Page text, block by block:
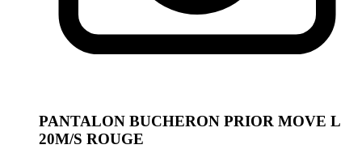
PANTALON BUCHERON PRIOR MOVE L
20M/S ROUGE